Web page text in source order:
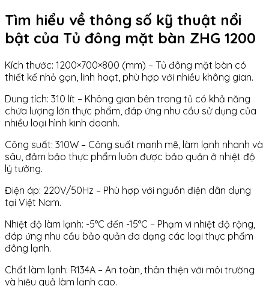
Tìm hiểu về thông số kỹ thuật nổi
bật của Tủ đông mặt bàn ZHG 1200
Kích thước: 1200×700×800 (mm) – Tủ đông mặt bàn có
thiết kế nhỏ gọn, linh hoạt, phù hợp với nhiều không gian.
Dung tích: 310 lít – Không gian bên trong tủ có khả năng
chứa lượng lớn thực phẩm, đáp ứng nhu cầu sử dụng của
nhiều loại hình kinh doanh.
Công suất: 310W – Công suất mạnh mẽ, làm lạnh nhanh và
sâu, đảm bảo thực phẩm luôn được bảo quản ở nhiệt độ
lý tưởng.
Điện áp: 220V/50Hz – Phù hợp với nguồn điện dân dụng
tại Việt Nam.
Nhiệt độ làm lạnh: -5°C đến -15°C – Phạm vi nhiệt độ rộng,
đáp ứng nhu cầu bảo quản đa dạng các loại thực phẩm
đông lạnh.
Chất làm lạnh: R134A – An toàn, thân thiện với môi trường
và hiệu quả làm lạnh cao.